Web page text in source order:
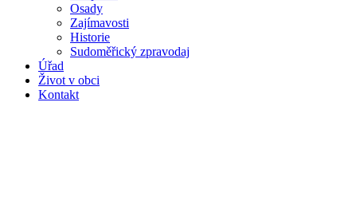
Osady
Zajímavosti
Historie
Sudoměřický zpravodaj
Úřad
Život v obci
Kontakt